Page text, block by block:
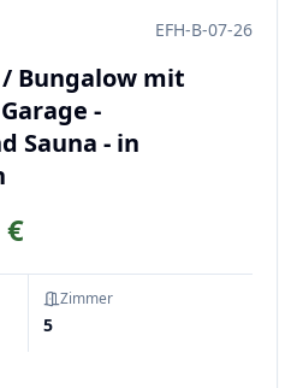
EFH-B-07-26
Bungalow mit
-
Sauna - in
€
Zimmer
5